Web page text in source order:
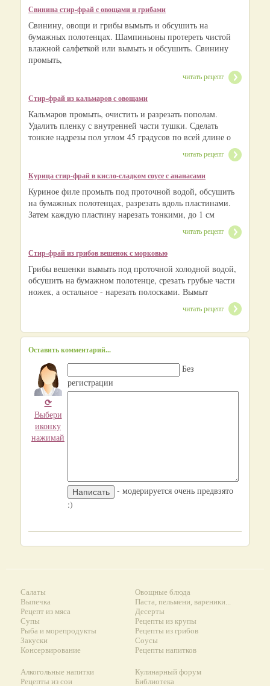
Свинина стир-фрай с овощами и грибами
Свинину, овощи и грибы вымыть и обсушить на
бумажных полотенцах. Шампиньоны протереть чистой
влажной салфеткой или вымыть и обсушить. Свинину
промыть,
читать рецепт
Стир-фрай из кальмаров с овощами
Кальмаров промыть, очистить и разрезать пополам.
Удалить пленку с внутренней части тушки. Сделать
тонкие надрезы пол углом 45 градусов по всей длине о
читать рецепт
Курица стир-фрай в кисло-сладком соусе с ананасами
Куриное филе промыть под проточной водой, обсушить
на бумажных полотенцах, разрезать вдоль пластинами.
Затем каждую пластину нарезать тонкими, до 1 см
читать рецепт
Стир-фрай из грибов вешенок с морковью
Грибы вешенки вымыть под проточной холодной водой,
обсушить на бумажном полотенце, срезать грубые части
ножек, а остальное - нарезать полосками. Вымыт
читать рецепт
Оставить комментарий...
⟳
Выбери
иконку
нажимай
Без
регистрации
- модерируется очень предвзято
:)
Салаты
Выпечка
Рецепт из мяса
Супы
Рыба и морепродукты
Закуски
Консервирование
Овощные блюда
Паста, пельмени, вареники...
Десерты
Рецепты из крупы
Рецепты из грибов
Соусы
Рецепты напитков
Алкогольные напитки
Рецепты из сои
Кулинарный форум
Библиотека